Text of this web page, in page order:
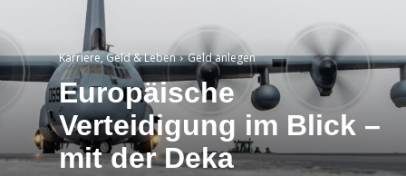
Karriere, Geld & Leben Geld anlegen
Europäische
Verteidigung im Blick –
mit der Deka